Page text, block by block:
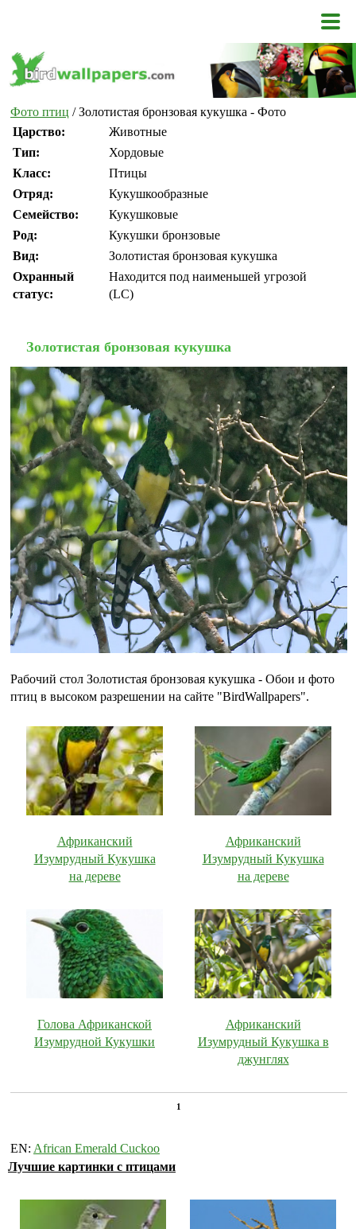
Фото птиц / Золотистая бронзовая кукушка - Фото
Царство:
Животные
Тип:
Хордовые
Класс:
Птицы
Отряд:
Кукушкообразные
Семейство:
Кукушковые
Род:
Кукушки бронзовые
Вид:
Золотистая бронзовая кукушка
Охранный
статус:
Находится под наименьшей угрозой
(LC)
Золотистая бронзовая кукушка
Рабочий стол Золотистая бронзовая кукушка - Обои и фото
птиц в высоком разрешении на сайте "BirdWallpapers".
Африканский
Изумрудный Кукушка
на дереве
Африканский
Изумрудный Кукушка
на дереве
Голова Африканской
Изумрудной Кукушки
Африканский
Изумрудный Кукушка в
джунглях
1
EN: African Emerald Cuckoo
Лучшие картинки с птицами